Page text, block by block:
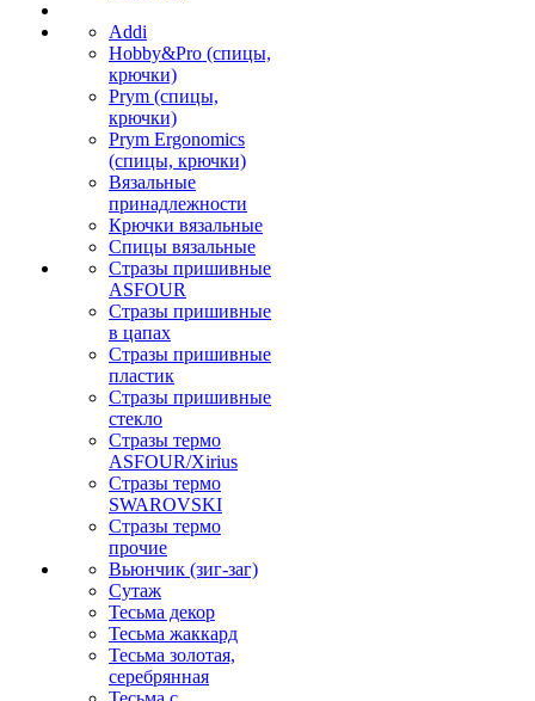
Addi
Hobby&Pro (спицы,
крючки)
Prym (спицы,
крючки)
Prym Ergonomics
(спицы, крючки)
Вязальные
принадлежности
Крючки вязальные
Спицы вязальные
Стразы пришивные
ASFOUR
Стразы пришивные
в цапах
Стразы пришивные
пластик
Стразы пришивные
стекло
Стразы термо
ASFOUR/Xirius
Стразы термо
SWAROVSKI
Стразы термо
прочие
Вьюнчик (зиг-заг)
Сутаж
Тесьма декор
Тесьма жаккард
Тесьма золотая,
серебрянная